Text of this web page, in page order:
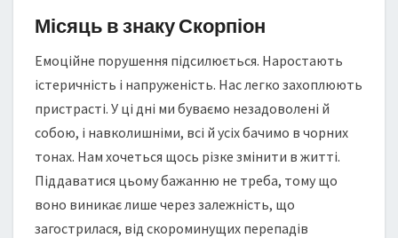
Місяць в знаку Скорпіон
Емоційне порушення підсилюється. Наростають
істеричність і напруженість. Нас легко захоплюють
пристрасті. У ці дні ми буваємо незадоволені й
собою, і навколишніми, всі й усіх бачимо в чорних
тонах. Нам хочеться щось різке змінити в житті.
Піддаватися цьому бажанню не треба, тому що
воно виникає лише через залежність, що
загострилася, від скороминущих перепадів